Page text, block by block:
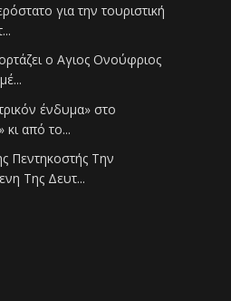
για την τουριστική
ο Αγιος Ονούφριος
ένδυμα» στο
κι από το...
Πεντηκοστής Την
Της Δευτ...